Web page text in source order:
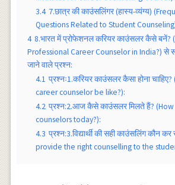
3.4 7.छात्र की काउंसलिंगर (हास्य-व्यंग्य)
Questions Related to Student
4 8.भारत में प्रोफेशनल करियर काउंसलर कैसे बनें?
Professional Career Counselor in India?) से
जाने वाले प्रश्न:
4.1 प्रश्नः1.करियर काउंसलर कैसा होना
career counselor be like?):
4.2 प्रश्न:2.आज कैसे काउंसलर मिलते हैं?
counselors today?):
4.3 प्रश्न:3.विद्यार्थी की सही काउंसलिंग कौन
provide the right counselling to the